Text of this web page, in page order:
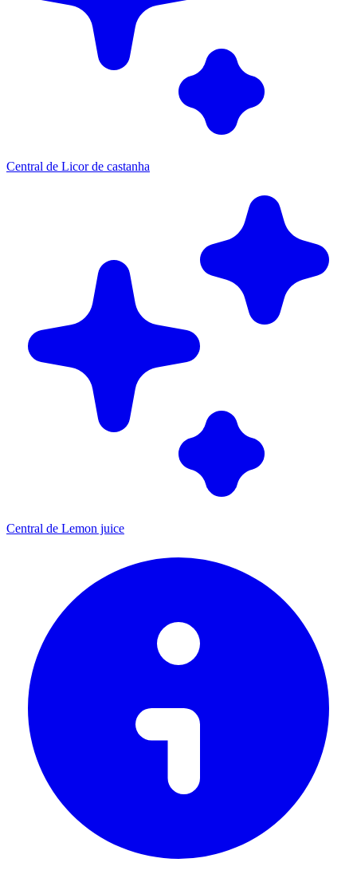
Central de Licor de castanha
Central de Lemon juice